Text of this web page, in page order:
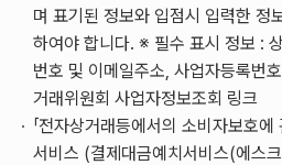
며 표기된 정보와 입점시 입력한 정
하여야 합니다. ※ 필수 표시 정보 :
번호 및 이메일주소, 사업자등록번
거래위원회 사업자정보조회 링크
「전자상거래등에서의 소비자보호에
서비스 (결제대금예치서비스(에스